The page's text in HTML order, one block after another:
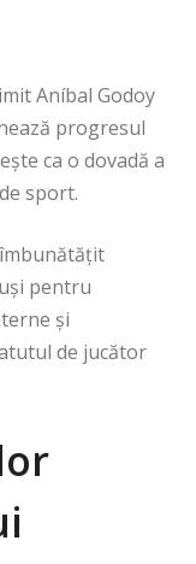
Aníbal Godoy
progresul
ca o dovadă a
sport.
pentru
și
de jucător